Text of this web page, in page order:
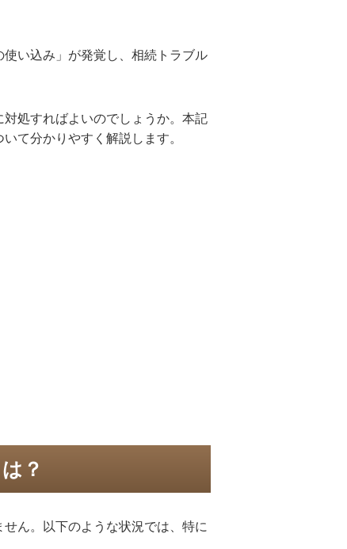
い込み」が発覚し、相続トラブル
処すればよいのでしょうか。本記
て分かりやすく解説します。
？
ん。以下のような状況では、特に